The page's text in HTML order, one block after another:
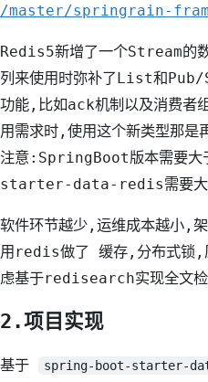
/master/springrain-
Redis5新增了一个Stream的
列来使用时弥补了List和Pub/
功能,比如ack机制以及消费者
用需求时,使用这个新类型那是
注意:SpringBoot版本需要
starter-data-redis需要大
软件环节越少,运维成本越小,
用redis做了 缓存,分布式锁,
虑基于redisearch实现全文
2.项目实现
基于 spring-boot-starter-